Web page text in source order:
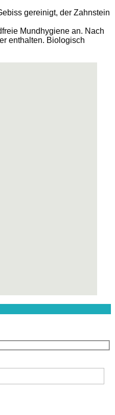
gereinigt, der Zahnstein
Mundhygiene an. Nach
enthalten. Biologisch